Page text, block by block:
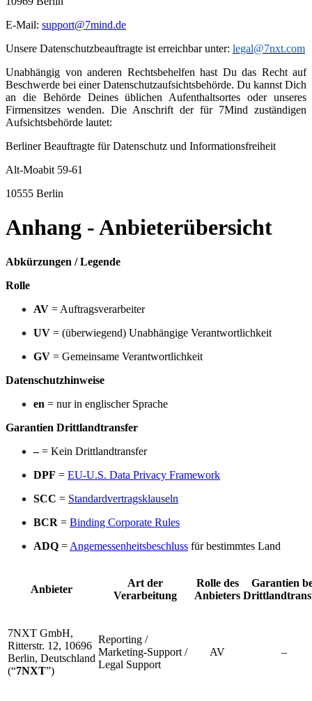
E-Mail: support@7mind.de
Unsere Datenschutzbeauftragte ist erreichbar unter: legal@7nxt.com
Unabhängig von anderen Rechtsbehelfen hast Du das Recht auf
Beschwerde bei einer Datenschutzaufsichtsbehörde. Du kannst Dich
an die Behörde Deines üblichen Aufenthaltsortes oder unseres
Firmensitzes wenden. Die Anschrift der für 7Mind zuständigen
Aufsichtsbehörde lautet:
Berliner Beauftragte für Datenschutz und Informationsfreiheit
Alt-Moabit 59-61
10555 Berlin
Anhang - Anbieterübersicht
Abkürzungen / Legende
Rolle
AV = Auftragsverarbeiter
UV = (überwiegend) Unabhängige Verantwortlichkeit
GV = Gemeinsame Verantwortlichkeit
Datenschutzhinweise
en = nur in englischer Sprache
Garantien Drittlandtransfer
–= Kein Drittlandtransfer
DPF = EU-U.S. Data Privacy Framework
SCC = Standardvertragsklauseln
BCR = Binding Corporate Rules
ADQ = Angemessenheitsbeschluss für bestimmtes Land
Anbieter
Art der
Verarbeitung
Rolle des
Anbieters
Garantien
7NXT GmbH,
Ritterstr. 12, 10696
Berlin, Deutschland
(“7NXT”)
Reporting /
Marketing-Support /
Legal Support
AV –